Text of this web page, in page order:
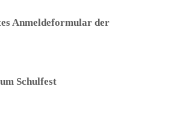
Anmeldeformular der
Schulfest